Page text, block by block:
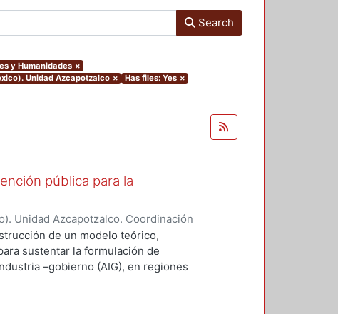
Search
y Humanidades ×
Unidad Azcapotzalco × Has files: Yes ×
pública para la
Unidad Azcapotzalco. Coordinación
- MARQUEZ, SILVIA IRENE
de un modelo teórico,
sustentar la formulación de
–gobierno (AIG), en regiones